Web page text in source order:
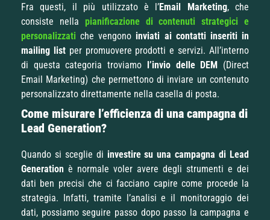
Fra questi, il più utilizzato è l’Email Marketing, che
consiste nella pianificazione di contenuti strategici e
personalizzati che vengono inviati ai contatti inseriti in
mailing listper promuovere prodotti e servizi. All’interno
di questa categoria troviamo l’invio delle DEM (Direct
Email Marketing) che permettono di inviare un contenuto
personalizzato direttamente nella casella di posta.
Come misurare l’efficienza di una campagna di
Lead Generation?
Quando si sceglie di investire su una campagna di Lead
Generation è normale voler avere degli strumenti e dei
dati ben precisi che ci facciano capire come procede la
strategia. Infatti, tramite l’analisi e il monitoraggio dei
dati, possiamo seguire passo dopo passo la campagna e